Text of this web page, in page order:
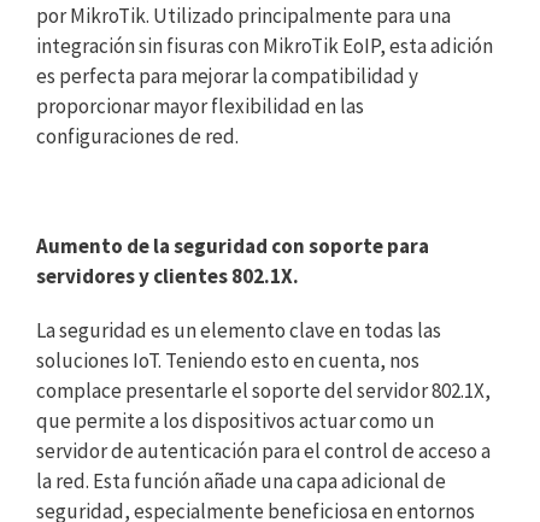
por MikroTik. Utilizado principalmente para una
integración sin fisuras con MikroTik EoIP, esta adición
es perfecta para mejorar la compatibilidad y
proporcionar mayor flexibilidad en las
configuraciones de red.
Aumento de la seguridad con soporte para
servidores y clientes 802.1X.
La seguridad es un elemento clave en todas las
soluciones IoT. Teniendo esto en cuenta, nos
complace presentarle el soporte del servidor 802.1X,
que permite a los dispositivos actuar como un
servidor de autenticación para el control de acceso a
la red. Esta función añade una capa adicional de
seguridad, especialmente beneficiosa en entornos